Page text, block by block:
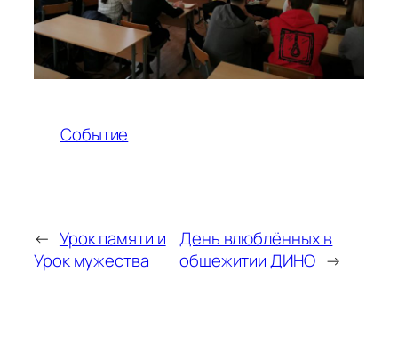
Событие
← Урок памяти и
Урок мужества
День влюблённых в
общежитии ДИНО →